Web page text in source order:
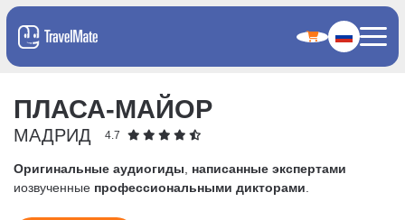
ПЛАСА-МАЙОР
МАДРИД 4.7
Оригинальные аудиогиды
написанные экспертами
иозвученные профессиональными дикторами